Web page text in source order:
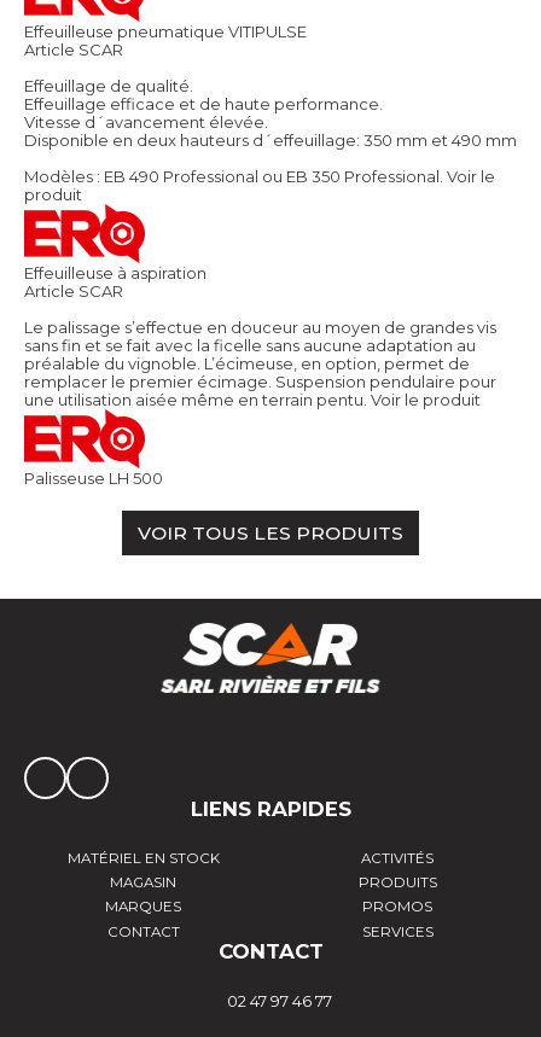
Effeuilleuse pneumatique VITIPULSE
Article SCAR
Effeuillage de qualité.
Effeuillage efficace et de haute performance.
Vitesse d´avancement élevée.
Disponible en deux hauteurs d´effeuillage: 350 mm et 490 mm
Modèles : EB 490 Professional ou EB 350 Professional. Voir le
produit
Effeuilleuse à aspiration
Article SCAR
Le palissage s’effectue en douceur au moyen de grandes vis
sans fin et se fait avec la ficelle sans aucune adaptation au
préalable du vignoble. L’écimeuse, en option, permet de
remplacer le premier écimage. Suspension pendulaire pour
une utilisation aisée même en terrain pentu. Voir le produit
Palisseuse LH 500
VOIR TOUS LES PRODUITS
LIENS RAPIDES
MATÉRIEL EN STOCK
ACTIVITÉS
MAGASIN
PRODUITS
MARQUES
PROMOS
CONTACT
SERVICES
CONTACT
02 47 97 46 77